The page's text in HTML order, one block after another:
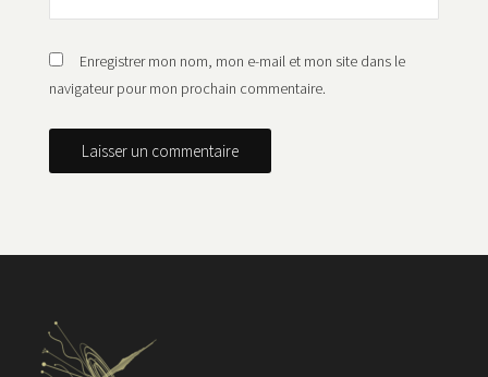
Enregistrer mon nom, mon e-mail et mon site dans le
navigateur pour mon prochain commentaire.